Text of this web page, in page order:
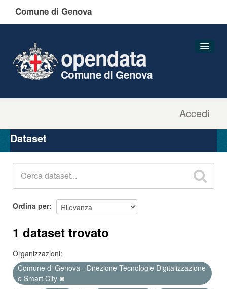
Comune di Genova
Accedi
opendata
Comune di Genova
Organizzazioni
Gruppi
Dataset
Ordina per
1 dataset trovato
Organizzazioni:
Comune di Genova - Direzione Tecnologie Digitalizzazione
e Smart City